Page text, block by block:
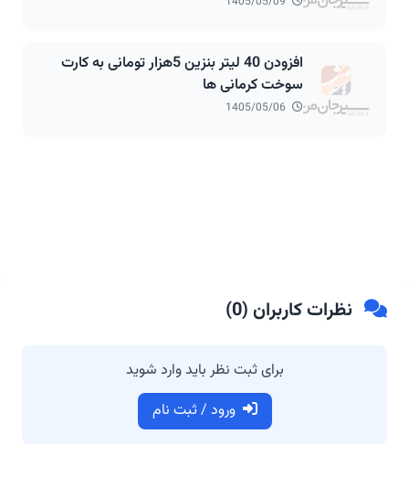
افزودن 40 لیتر بنزین 5هزار تومانی به کارت
سوخت کرمانی ها
نظرات کاربران (0
)
برای ثبت نظر باید وارد شوید
ورود / ثبت نام